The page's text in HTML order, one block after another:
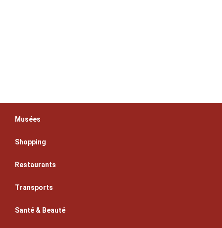
Musées
Shopping
Restaurants
Transports
Santé & Beauté